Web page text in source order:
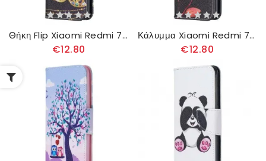
Θήκη Flip Xiaomi Redmi 7A Απίστευτες Πεταλούδες
€12.80
Κάλυμμα Xiaomi Redmi 7A Ροζ Λουλούδι
€12.80